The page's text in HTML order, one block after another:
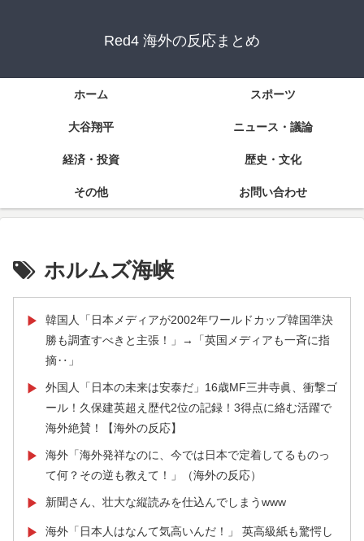
Red4 海外の反応まとめ
ホーム スポーツ
大谷翔平 ニュース・議論
経済・投資 歴史・文化
その他 お問い合わせ
ホルムズ海峡
▶
韓国人「日本メディアが2002年ワールドカップ韓国準決
勝も調査すべきと主張！」→「英国メディアも一斉に指
摘‥」
▶
外国人「日本の未来は安泰だ」16歳MF三井寺眞、衝撃ゴ
ール！久保建英超え歴代2位の記録！3得点に絡む活躍で
海外絶賛！【海外の反応】
▶
海外「海外発祥なのに、今では日本で定着してるものっ
て何？その逆も教えて！」（海外の反応）
▶ 新聞さん、壮大な縦読みを仕込んでしまうwww
▶
海外「日本人はなんて気高いんだ！」 英高級紙も驚愕し